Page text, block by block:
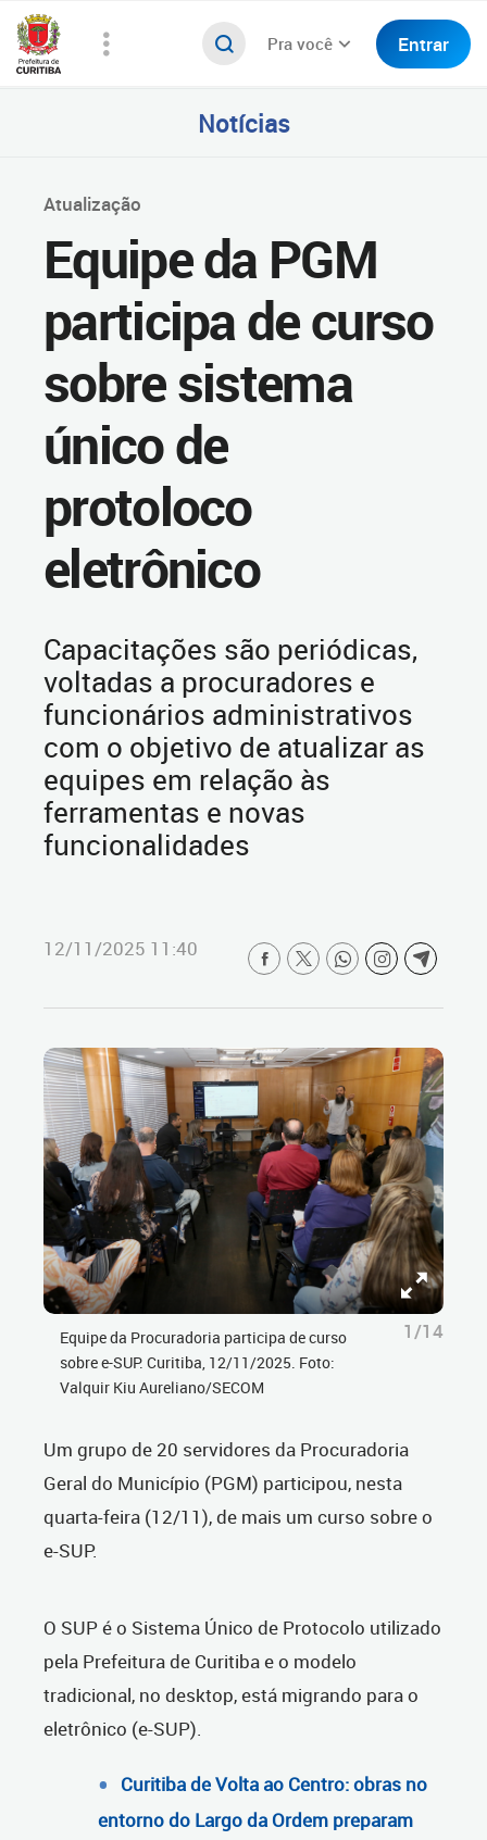
Pra você Entrar
Notícias
Atualização
Equipe da PGM
participa de curso
sobre sistema
único de
protoloco
eletrônico
Capacitações são periódicas,
voltadas a procuradores e
funcionários administrativos
com o objetivo de atualizar as
equipes em relação às
ferramentas e novas
funcionalidades
12/11/2025 11:40
Equipe da Procuradoria participa de curso
sobre e-SUP. Curitiba, 12/11/2025. Foto:
Valquir Kiu Aureliano/SECOM
1/14
Um grupo de 20 servidores da Procuradoria
Geral do Município (PGM) participou, nesta
quarta-feira (12/11), de mais um curso sobre o
e-SUP.
O SUP é o Sistema Único de Protocolo utilizado
pela Prefeitura de Curitiba e o modelo
tradicional, no desktop, está migrando para o
eletrônico (e-SUP).
Curitiba de Volta ao Centro: obras no
entorno do Largo da Ordem preparam